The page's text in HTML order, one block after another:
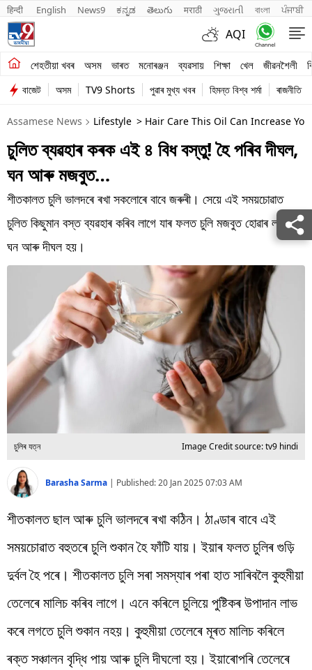
हिन्दी English News9 ಕನ್ನಡ తెలుగు मराठी ગુજરાતી বাংলা ਪੰਜਾਬੀ
AQI
শেহতীয়া খবৰ অসম ভাৰত মনোৰঞ্জন ব্যৱসায় শিক্ষা খেল জীৱনশৈলী
শেহতীয়া খবৰ
অসম
ভাৰত
মনোৰঞ্জন
ব্যৱসায়
শিক্ষা
খেল
প্ৰযুক্তি
Videos
বাজেট অসম TV9 Shorts পুৱাৰ মুখ্য খবৰ হিমন্ত বিশ্ব শৰ্মা ৰাজনীতি
Assamese News Lifestyle > Hair Care This Oil Can Increase
চুলিত ব্যৱহাৰ কৰক এই ৪ বিধ বস্তু! হৈ পৰিব দীঘল,
ঘন আৰু মজবুত…
শীতকালত চুলি ভালদৰে ৰখা সকলোৰে বাবে জৰুৰী। সেয়ে এই সময়চোৱাত
চুলিত কিছুমান বস্ত ব্যৱহাৰ কৰিব লাগে যাৰ ফলত চুলি মজবুত হোৱাৰ লগতে
ঘন আৰু দীঘল হয়।
চুলিৰ যত্ন Image Credit source: tv9 hindi
Barasha Sarma | Published:20 Jan 2025 07:03 AM
শীতকালত ছাল আৰু চুলি ভালদৰে ৰখা কঠিন। ঠাণ্ডাৰ বাবে এই
সময়চোৱাত বহুতৰে চুলি শুকান হৈ ফাঁটি যায়। ইয়াৰ ফলত চুলিৰ গুড়ি
দুৰ্বল হৈ পৰে। শীতকালত চুলি সৰা সমস্যাৰ পৰা হাত সাৰিবলৈ কুহুমীয়া
তেলেৰে মালিচ কৰিব লাগে। এনে কৰিলে চুলিয়ে পুষ্টিকৰ উপাদান লাভ
কৰে লগতে চুলি শুকান নহয়। কুহুমীয়া তেলেৰে মূৰত মালিচ কৰিলে
ৰক্ত সঞ্চালন বৃদ্ধি পায় আৰু চুলি দীঘলো হয়। ইয়াৰোপৰি তেলেৰে